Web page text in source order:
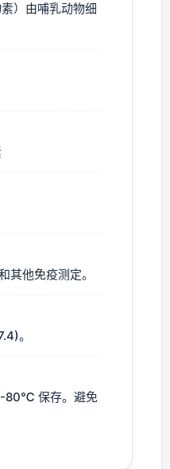
）由哺乳动物细
其他免疫测定。
。
80℃ 保存。避免